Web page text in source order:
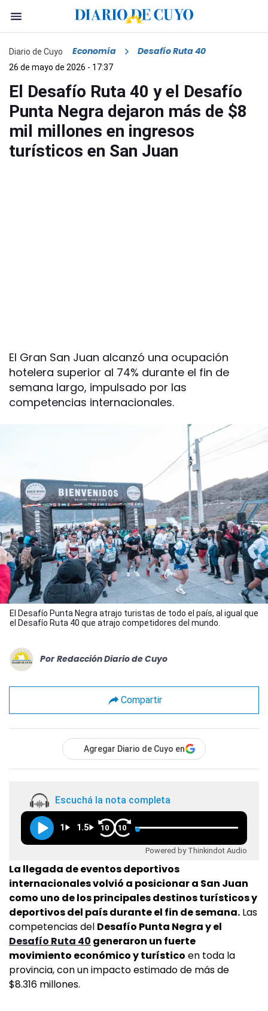
Diario de Cuyo Economía Desafío Ruta 40
26 de mayo de 2026 - 17:37
El Desafío Ruta 40 y el Desafío
Punta Negra dejaron más de $8
mil millones en ingresos
turísticos en San Juan
El Gran San Juan alcanzó una ocupación
hotelera superior al 74% durante el fin de
semana largo, impulsado por las
competencias internacionales.
El Desafío Punta Negra atrajo turistas de todo el país, al igual que
el Desafío Ruta 40 que atrajo competidores del mundo.
Por Redacción Diario de Cuyo
Compartir
Agregar Diario de Cuyo en
Escuchá la nota completa
1 1.5 10 10
Powered by Thinkindot Audio
La llegada de eventos deportivos
internacionales volvió a posicionar a San Juan
como uno de los principales destinos turísticos y
deportivos del país durante el fin de semana. Las
competencias del Desafío Punta Negra y el
Desafío Ruta 40 generaron un fuerte
movimiento económico y turístico en toda la
provincia, con un impacto estimado de más de
$8.316 millones.